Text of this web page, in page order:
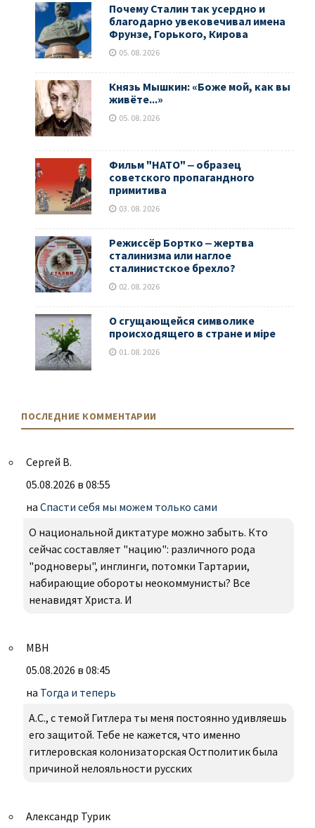
Почему Сталин так усердно и
благодарно увековечивал имена
Фрунзе, Горького, Кирова
05. 08. 2026
Князь Мышкин: «Боже мой, как вы
живёте...»
05. 08. 2026
Фильм "НАТО" ‒ образец
советского пропагандного
примитива
03. 08. 2026
Режиссёр Бортко ‒ жертва
сталинизма или наглое
сталинистское брехло?
02. 08. 2026
О сгущающейся символике
происходящего в стране и мiре
01. 08. 2026
ПОСЛЕДНИЕ КОММЕНТАРИИ
Сергей В.
05.08.2026 в 08:55
на Спасти себя мы можем только сами
О национальной диктатуре можно забыть. Кто
сейчас составляет "нацию": различного рода
"родноверы", инглинги, потомки Тартарии,
набирающие обороты неокоммунисты? Все
ненавидят Христа. И
МВН
05.08.2026 в 08:45
на Тогда и теперь
А.С., с темой Гитлера ты меня постоянно удивляешь
его защитой. Тебе не кажется, что именно
гитлеровская колонизаторская Остполитик была
причиной нелояльности русских
Александр Турик